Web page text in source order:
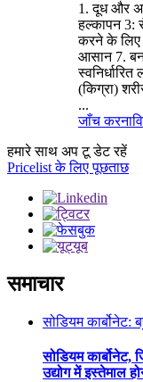
1. दूध और
हल्कापन 3:
करने के
आसान 7.
(किग्रा)
...
जाँच करना
हमारे साथ अप टू डेट रहें
Pricelist के लिए पूछताछ
समाचार
सोडियम कार्बोनेट:
सोडियम
उद्योग में इस्तेमाल